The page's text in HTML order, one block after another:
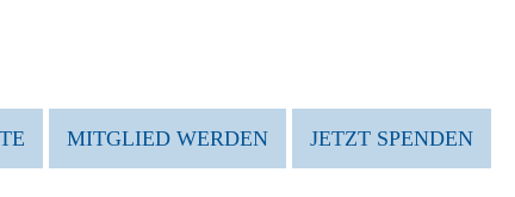
MITGLIED WERDEN JETZT SPENDEN